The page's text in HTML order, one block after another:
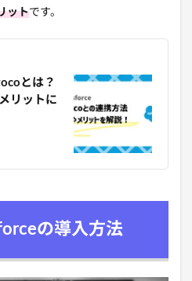
ットです。
とは？
リットに
の導入方法